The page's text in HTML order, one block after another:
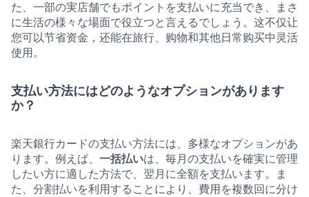
た、一部の実店舗でもポイントを支払いに充当でき、まさ
に生活の様々な場面で役立つと言えるでしょう。这不仅让
您可以节省资金，还能在旅行、购物和其他日常购买中灵活
使用。
支払い方法にはどのようなオプションがあります
か？
楽天銀行カードの支払い方法には、多様なオプションがあ
ります。例えば、 一括払いは、毎月の支払いを確実に管理
したい方に適した方法で、翌月に全額を支払います。ま
た、分割払いを利用することにより、費用を複数回に分け